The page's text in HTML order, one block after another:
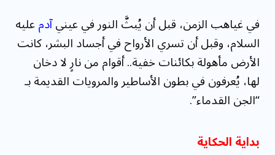
في غياهب الزمن، قبل أن يُبثَّ النور في عينيآدمعليه
السلام، وقبل أن تسري الأرواح في أجساد البشر، كانت
الأرض مأهولة بكائنات خفية.. أقوام من نارٍ لا دخان
لها، يُعرفون في بطون الأساطير والمرويات القديمة بـ
“الجن القدماء”.
بداية الحكاية